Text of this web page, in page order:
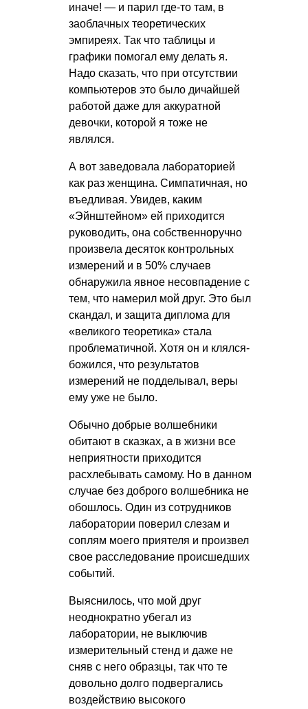
иначе! — и парил где-то там, в
заоблачных теоретических
эмпиреях. Так что таблицы и
графики помогал ему делать я.
Надо сказать, что при отсутствии
компьютеров это было дичайшей
работой даже для аккуратной
девочки, которой я тоже не
являлся.
А вот заведовала лабораторией
как раз женщина. Симпатичная, но
въедливая. Увидев, каким
«Эйнштейном» ей приходится
руководить, она собственноручно
произвела десяток контрольных
измерений и в 50% случаев
обнаружила явное несовпадение с
тем, что намерил мой друг. Это был
скандал, и защита диплома для
«великого теоретика» стала
проблематичной. Хотя он и клялся-
божился, что результатов
измерений не подделывал, веры
ему уже не было.
Обычно добрые волшебники
обитают в сказках, а в жизни все
неприятности приходится
расхлебывать самому. Но в данном
случае без доброго волшебника не
обошлось. Один из сотрудников
лаборатории поверил слезам и
соплям моего приятеля и произвел
свое расследование происшедших
событий.
Выяснилось, что мой друг
неоднократно убегал из
лаборатории, не выключив
измерительный стенд и даже не
сняв с него образцы, так что те
довольно долго подвергались
воздействию высокого